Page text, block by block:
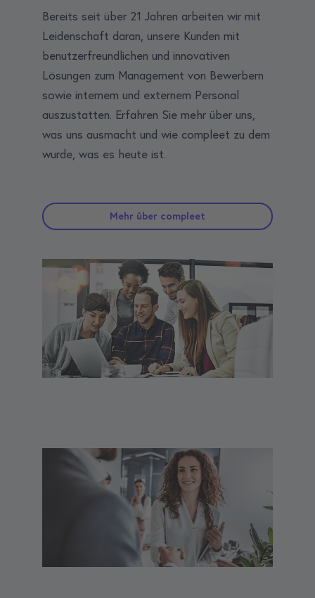
Bereits seit über 21 Jahren arbeiten wir mit
Leidenschaft daran, unsere Kunden mit
benutzerfreundlichen und innovativen
Lösungen zum Management von Bewerbern
sowie internem und externem Personal
auszustatten. Erfahren Sie mehr über uns,
was uns ausmacht und wie compleet zu dem
wurde, was es heute ist.
Mehr über compleet